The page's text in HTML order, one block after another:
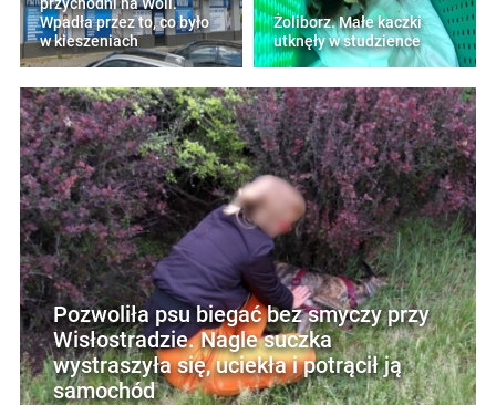
Wpadła przez to, co było
w kieszeniach
Żoliborz. Małe kaczki
utknęły w studzience
Pozwoliła psu biegać bez smyczy przy
Wisłostradzie. Nagle suczka
wystraszyła się, uciekła i potrącił ją
samochód